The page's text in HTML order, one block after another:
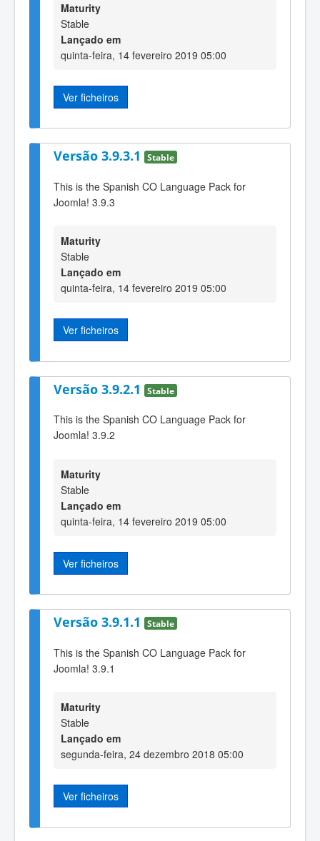
Maturity
Stable
Lançado em
quinta-feira, 14 fevereiro 2019 05:00
Ver ficheiros
Versão 3.9.3.1 Stable
This is the Spanish CO Language Pack for
Joomla! 3.9.3
Maturity
Stable
Lançado em
quinta-feira, 14 fevereiro 2019 05:00
Ver ficheiros
Versão 3.9.2.1 Stable
This is the Spanish CO Language Pack for
Joomla! 3.9.2
Maturity
Stable
Lançado em
quinta-feira, 14 fevereiro 2019 05:00
Ver ficheiros
Versão 3.9.1.1 Stable
This is the Spanish CO Language Pack for
Joomla! 3.9.1
Maturity
Stable
Lançado em
segunda-feira, 24 dezembro 2018 05:00
Ver ficheiros